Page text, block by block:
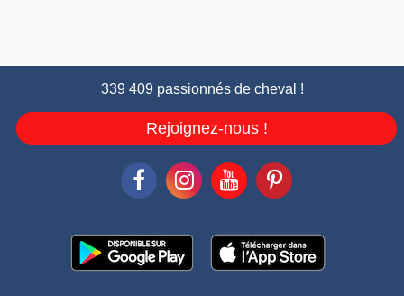
339 409 passionnés de cheval !
Rejoignez-nous !